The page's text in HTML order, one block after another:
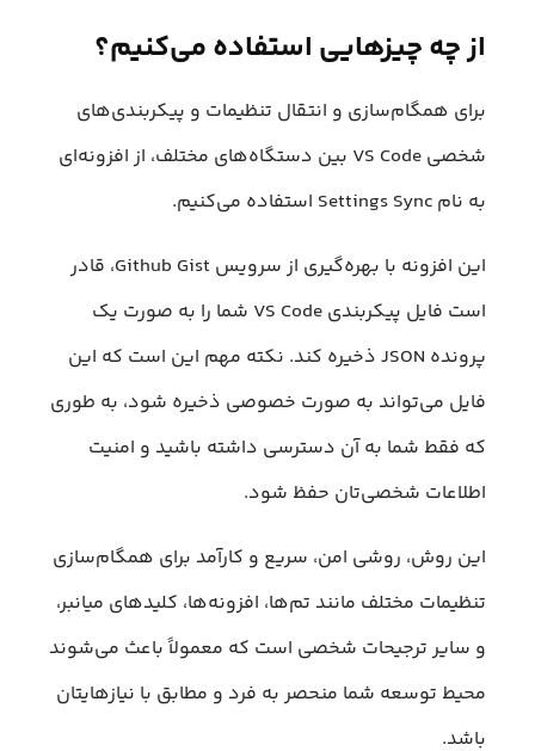
از چه چیزهایی استفاده می‌کنیم؟
برای همگام‌سازی و انتقال تنظیمات و پیکربندی‌های
شخصی VS Code بین دستگاه‌های مختلف، از افزونه‌ای
به نام Settings Sync استفاده می‌کنیم.
این افزونه با بهره‌گیری از سرویس Github Gist، قادر
است فایل پیکربندی VS Code شما را به صورت یک
پرونده JSON ذخیره کند. نکته مهم این است که این
فایل می‌تواند به صورت خصوصی ذخیره شود، به طوری
که فقط شما به آن دسترسی داشته باشید و امنیت
اطلاعات شخصی‌تان حفظ شود.
این روش، روشی امن، سریع و کارآمد برای همگام‌سازی
تنظیمات مختلف مانند تم‌ها، افزونه‌ها، کلیدهای میانبر،
و سایر ترجیحات شخصی است که معمولاً باعث می‌شوند
محیط توسعه شما منحصر به فرد و مطابق با نیازهایتان
باشد.